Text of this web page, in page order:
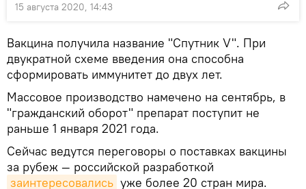
15 августа 2020, 14:43
Вакцина получила название "Спутник V". При
двукратной схеме введения она способна
сформировать иммунитет до двух лет.
Массовое производство намечено на сентябрь, в
"гражданский оборот" препарат поступит не
раньше 1 января 2021 года.
Сейчас ведутся переговоры о поставках вакцины
за рубеж — российской разработкой
заинтересовались уже более 20 стран мира.